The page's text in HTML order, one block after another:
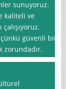
sunuyoruz.
kaliteli ve
güvenli bir
zorundadır.